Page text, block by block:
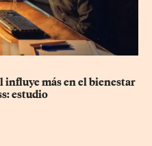
influye más en el bienestar
estudio